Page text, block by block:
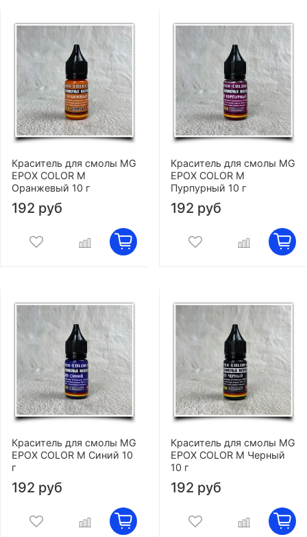
Краситель для смолы MG
EPOX COLOR M
Оранжевый 10 г
192 руб
Краситель для смолы MG
EPOX COLOR M
Пурпурный 10 г
192 руб
Краситель для смолы MG
EPOX COLOR M Синий 10
г
192 руб
Краситель для смолы MG
EPOX COLOR M Черный
10 г
192 руб